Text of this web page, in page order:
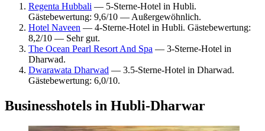
Regenta Hubbali — 5-Sterne-Hotel in Hubli.
Gästebewertung: 9,6/10 — Außergewöhnlich.
Hotel Naveen — 4-Sterne-Hotel in Hubli. Gästebewertung:
8,2/10 — Sehr gut.
The Ocean Pearl Resort And Spa — 3-Sterne-Hotel in
Dharwad.
Dwarawata Dharwad — 3.5-Sterne-Hotel in Dharwad.
Gästebewertung: 6,0/10.
Businesshotels in Hubli-Dharwar